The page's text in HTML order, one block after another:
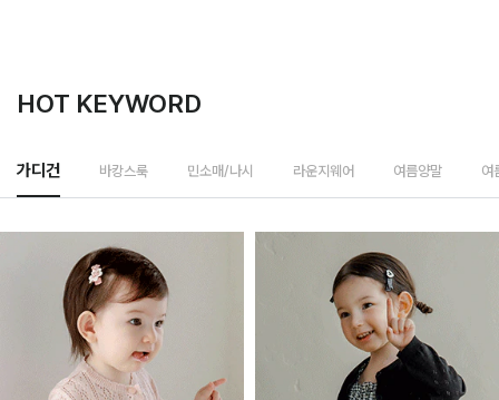
HOT KEYWORD
가디건 바캉스룩 민소매/나시 라운지웨어 여름양말 여